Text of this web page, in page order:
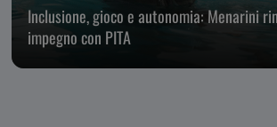
Inclusione, gioco e autonomia: Menarini
impegno con PITA